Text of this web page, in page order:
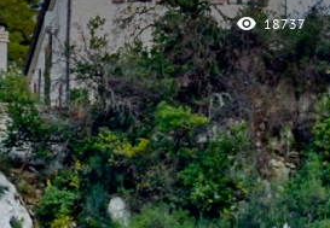
18737